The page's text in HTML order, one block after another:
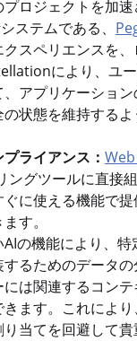
ロジェクトを加速
ステムである、
スペリエンスを
により、ユ
アプリケーショ
状態を維持する
ライアンス：
ングツールに直接
に使える機能で
す。
AIの機能により、
るためのデータ
は関連するコン
ます。これによ
当てを回避して